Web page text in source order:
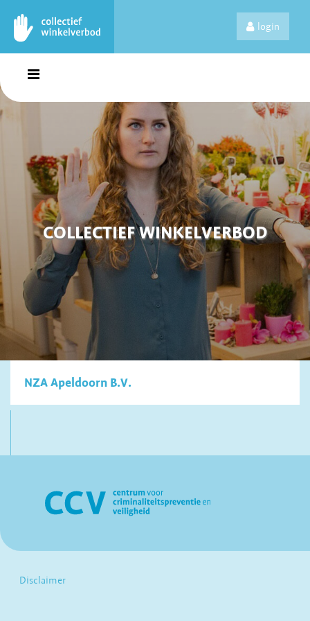
login
COLLECTIEF WINKELVERBOD
NZA Apeldoorn B.V.
Disclaimer